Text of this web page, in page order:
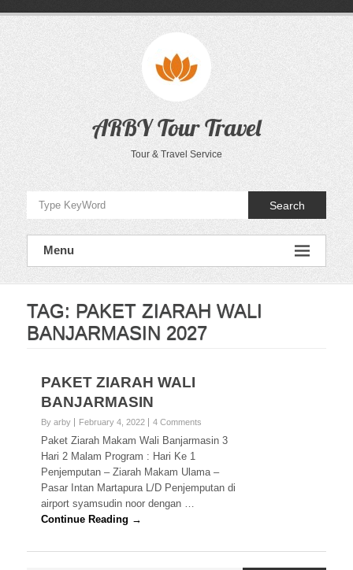
ARBY Tour Travel
Tour & Travel Service
Search
Menu
TAG: PAKET ZIARAH WALI
BANJARMASIN 2027
PAKET ZIARAH WALI
BANJARMASIN
By arby February 4, 2022 4 Comments
Paket Ziarah Makam Wali Banjarmasin 3
Hari 2 Malam Program : Hari Ke 1
Penjemputan – Ziarah Makam Ulama –
Pasar Intan Martapura L/D Penjemputan di
airport syamsudin noor dengan …
Continue Reading →